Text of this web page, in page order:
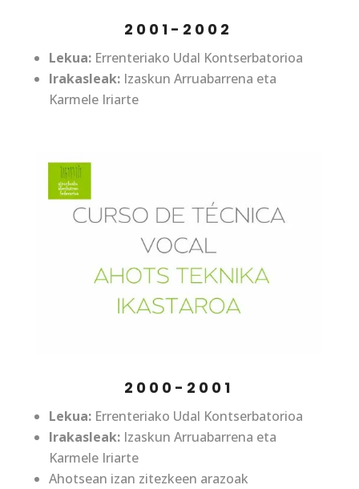
2001-2002
Lekua:Errenteriako Udal Kontserbatorioa
Irakasleak:Izaskun Arruabarrena eta
Karmele Iriarte
2000-2001
Lekua:Errenteriako Udal Kontserbatorioa
Irakasleak:Izaskun Arruabarrena eta
Karmele Iriarte
Ahotsean izan zitezkeen arazoak